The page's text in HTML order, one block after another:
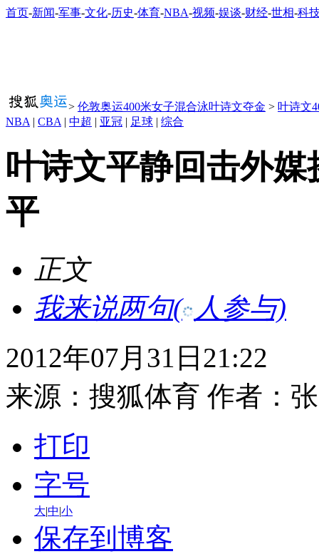
首页-新闻-军事-文化-历史-体育-NBA-视频-娱谈-财经-世相-科
> 伦敦奥运400米女子混合泳叶诗文夺金 > 叶诗文
NBA | CBA | 中超 | 亚冠 | 足球 | 综合
叶诗文平静回击外
平
正文
我来说两句( 人参与)
2012年07月31日21:22
来源： 搜狐体育 作者：
打印
字号
大|中|小
保存到博客